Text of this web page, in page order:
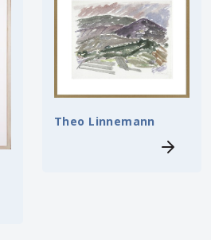
Theo Linnemann